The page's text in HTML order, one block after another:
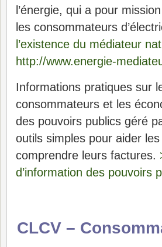
l’énergie, qui a pour
les consommateurs
l’existence du médiateur
http://www.energie-
Informations pratiques sur
consommateurs et les
des pouvoirs publics géré
outils simples pour aider
comprendre leurs factures.
d’information des pouvoirs
CLCV –